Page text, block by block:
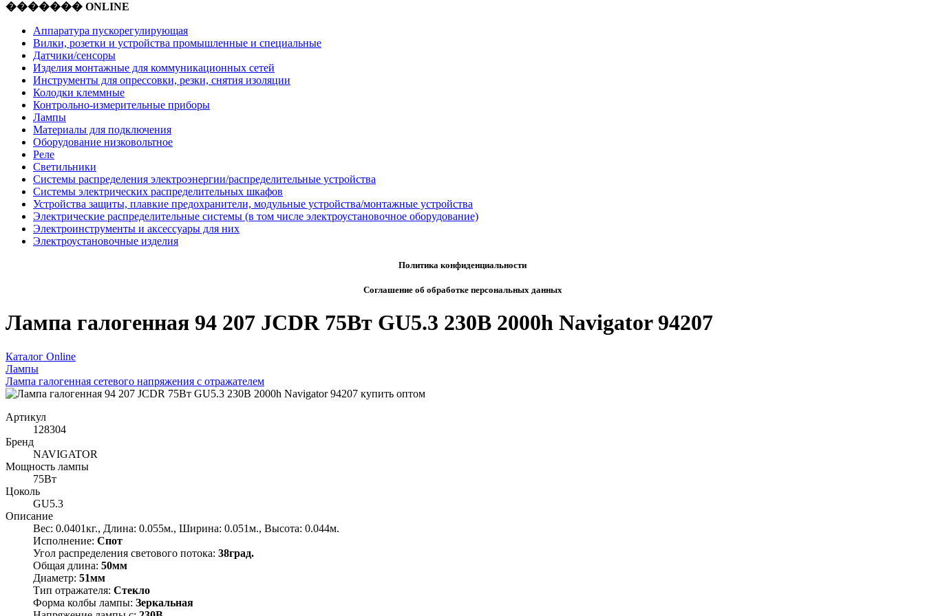
������� ONLINE
Аппаратура пускорегулирующая
Вилки, розетки и устройства промышленные и специальные
Датчики/сенсоры
Изделия монтажные для коммуникационных сетей
Инструменты для опрессовки, резки, снятия изоляции
Колодки клеммные
Контрольно-измерительные приборы
Лампы
Материалы для подключения
Оборудование низковольтное
Реле
Светильники
Системы распределения электроэнергии/распределительные устройства
Системы электрических распределительных шкафов
Устройства защиты, плавкие предохранители, модульные устройства/монтажные устройства
Электрические распределительные системы (в том числе электроустановочное оборудование)
Электроинструменты и аксессуары для них
Электроустановочные изделия
Политика конфиденциальности
Соглашение об обработке персональных данных
Лампа галогенная 94 207 JCDR 75Вт GU5.3 230В 2000h Navigator 94207
Каталог Online
Лампы
Лампа галогенная сетевого напряжения с отражателем
Артикул
128304
Бренд
NAVIGATOR
Мощность лампы
75Вт
Цоколь
GU5.3
Описание
Вес: 0.0401кг., Длина: 0.055м., Ширина: 0.051м., Высота: 0.044м.
Исполнение: Спот
Угол распределения светового потока: 38град.
Общая длина: 50мм
Диаметр: 51мм
Тип отражателя: Стекло
Форма колбы лампы: Зеркальная